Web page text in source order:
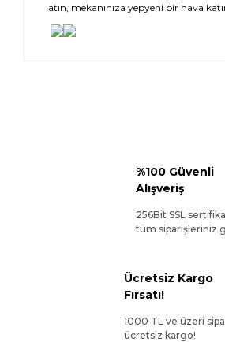
atın, mekanınıza yepyeni bir hava
%100 Güvenli
Alışveriş
256Bit SSL
tüm siparişleriniz
Ücretsiz Kargo
Fırsatı!
1000 TL ve üzeri
ücretsiz kargo!